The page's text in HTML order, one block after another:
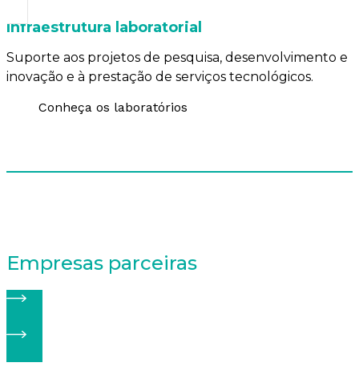
Infraestrutura laboratorial
Suporte aos projetos de pesquisa, desenvolvimento e
inovação e à prestação de serviços tecnológicos.
Conheça os laboratórios
Empresas parceiras